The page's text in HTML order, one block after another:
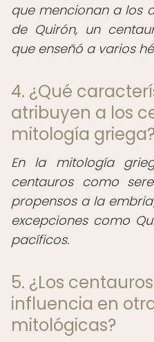
que mencionan a los
de Quirón, un
que enseñó a varios
4. ¿Qué
atribuyen a los
mitología
En la mitología
centauros como
propensos a la
excepciones como
pacíficos.
5. ¿Los
influencia en
mitológicas?